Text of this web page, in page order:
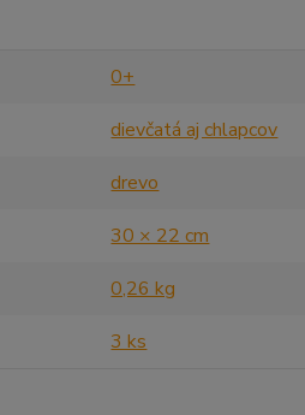
0+
dievčatá aj chlapcov
drevo
30 × 22 cm
0,26 kg
3 ks